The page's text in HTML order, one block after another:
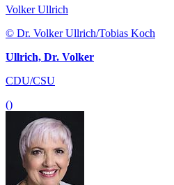
Volker Ullrich
© Dr. Volker Ullrich/Tobias Koch
Ullrich, Dr. Volker
CDU/CSU
()